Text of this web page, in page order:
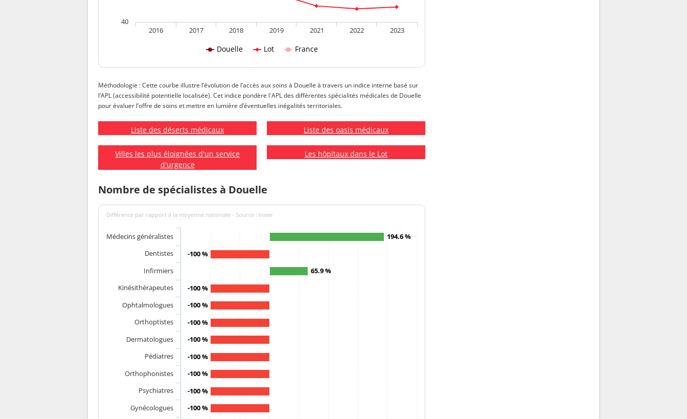
Douelle Lot France
2016 2017 2018 2019 2021 2022 2023
40
Méthodologie : Cette courbe illustre l’évolution de l’accès aux soins à Douelle à travers un indice interne basé sur
l’APL (accessibilité potentielle localisée). Cet indice pondère l'APL des différentes spécialités médicales de Douelle
pour évaluer l’offre de soins et mettre en lumière d’éventuelles inégalités territoriales.
Liste des déserts médicaux Liste des oasis médicaux
Villes les plus éloignées d'un service
d'urgence
Les hôpitaux dans le Lot
Nombre de spécialistes à Douelle
Différence par rapport à la moyenne nationale - Source : Insee
194.6 %
-100 %
65.9 %
-100 %
-100 %
-100 %
-100 %
-100 %
-100 %
-100 %
-100 %
Médecins généralistes
Dentistes
Infirmiers
Kinésithérapeutes
Ophtalmologues
Orthoptistes
Dermatologues
Pédiatres
Orthophonistes
Psychiatres
Gynécologues